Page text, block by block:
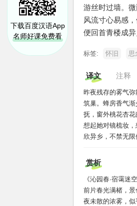
下载百度汉语App
名师好课免费看
游丝时过墙。
风流寸心易感
便回首青楼成
标签: 怀旧 思
译文 注释
昨夜残存的雾气
筑巢。蜂房香气
抚，窗外桃花杏
想起她对镜梳妆
欣异乡，不禁无
赏析
《沁园春·宿霭迷
前片春光满楮，景
夜未散的浓雾，